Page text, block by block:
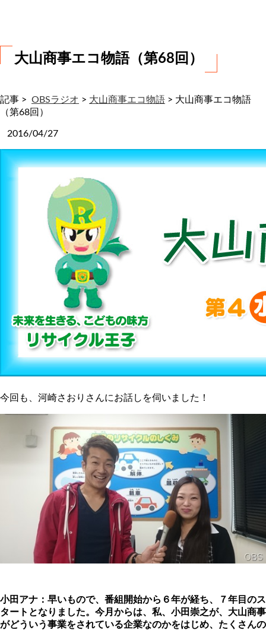
大山商事エコ物語（第68回）
記事 > OBSラジオ > 大山商事エコ物語 > 大山商事エコ物語
（第68回）
2016/04/27
今回も、河崎さおりさんにお話しを伺いました！
小田アナ：早いもので、番組開始から６年が経ち、７年目のス
タートとなりました。 今月からは、私、小田崇之が、大山商事
がどういう事業をされている企業なのかをはじめ、たくさんの